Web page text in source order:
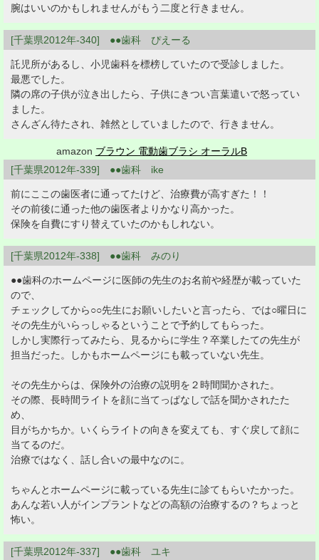
腕はいいのかもしれませんがもう二度と行きません。
[千葉県2012年-340] ●●歯科 ぴえーる
託児所があるし、小児歯科を標榜していたので受診しました。
最悪でした。
隣の席の子供が泣き出したら、子供にきつい言葉遣いで怒ってい
ました。
さんざん待たされ、雑然としていましたので、行きません。
amazon ブラウン 電動歯ブラシ オーラルB
[千葉県2012年-339] ●●歯科 ike
前にここの歯医者に通ってたけど、治療費が高すぎた！！
その前後に通った他の歯医者よりかなり高かった。
保険を自費にすり替えていたのかもしれない。
[千葉県2012年-338] ●●歯科 みのり
●●歯科のホームページに医師の先生のお名前や経歴が載っていた
ので、
チェックしてから○○先生にお願いしたいと言ったら、では○曜日に
その先生がいらっしゃるということで予約してもらった。
しかし実際行ってみたら、見るからに学生？卒業したての先生が
担当だった。しかもホームページにも載っていない先生。
その先生からは、保険外の治療の説明を２時間聞かされた。
その際、長時間ライトを顔に当てっぱなしで話を聞かされたた
め、
目がちかちか。いくらライトの向きを変えても、すぐ戻して顔に
当てるのだ。
治療ではなく、話し合いの最中なのに。
ちゃんとホームページに載っている先生に診てもらいたかった。
あんな若い人がインプラントなどの高額の治療するの？ちょっと
怖い。
[千葉県2012年-337] ●●歯科 ユキ